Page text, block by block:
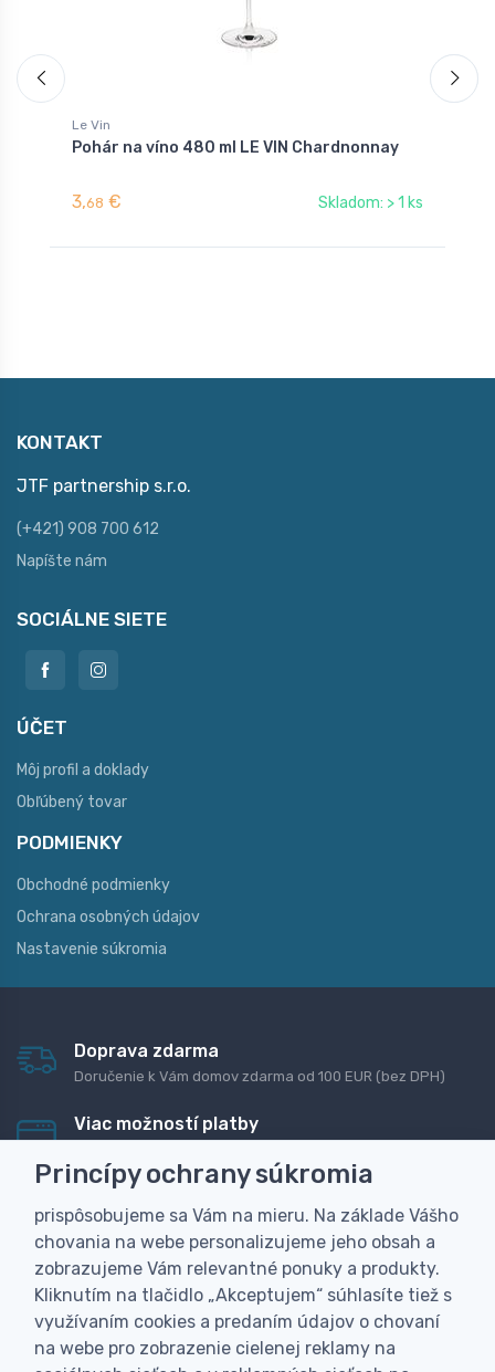
Le Vin
Pohár na víno 480 ml LE VIN Chardnonnay
3,68 € Skladom: > 1 ks
KONTAKT
JTF partnership s.r.o.
(+421) 908 700 612
Napíšte nám
SOCIÁLNE SIETE
ÚČET
Môj profil a doklady
Obľúbený tovar
PODMIENKY
Obchodné podmienky
Ochrana osobných údajov
Nastavenie súkromia
Doprava zdarma
Doručenie k Vám domov zdarma od 100 EUR (bez DPH)
Viac možností platby
dobierku
Personalizácia
Vyrobíme Vám vlastný originálny darček
Skúsenosť
Široký sortiment, z ktorého Vám pomôžeme vybrať
Princípy ochrany súkromia
prispôsobujeme sa Vám na mieru. Na základe Vášho
chovania na webe personalizujeme jeho obsah a
zobrazujeme Vám relevantné ponuky a produkty.
Kliknutím na tlačidlo „Akceptujem“ súhlasíte tiež s
využívaním cookies a predaním údajov o chovaní
na webe pro zobrazenie cielenej reklamy na